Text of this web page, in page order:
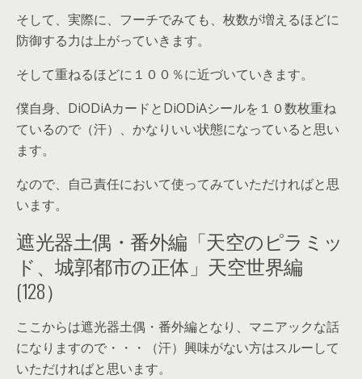
そして、実際に、フーチでみても、枚数が増えるほどに
防御する力は上がっていきます。
そして重ねるほどに１００％に近づいていきます。
僕自身、DiODiAカードとDiODiAシールを１０数枚重ね
ているので（汗）、かなりいい状態になっていると思い
ます。
なので、自己責任において使ってみていただければと思
います。
遮光器土偶・番外編「天空のピラミッ
ド、城郭都市の正体」天空世界編
(128）
ここからは遮光器土偶・番外編となり、マニアックな話
になりますので・・・（汗）興味がない方はスルーして
いただければと思います。